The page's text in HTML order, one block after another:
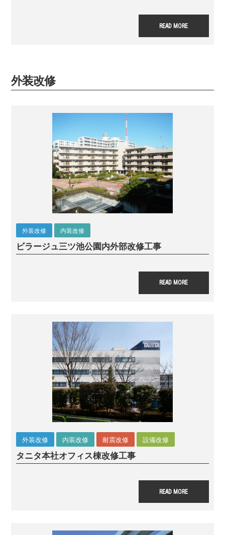
READ MORE
外装改修
外装改修 内装改修
ビラージュ三ツ池公園内外部改修工事
READ MORE
外装改修 内装改修 耐震改修 設備改修
タニタ本社オフィス棟改修工事
READ MORE